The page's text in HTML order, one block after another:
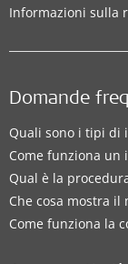
Informazioni sulla
Domande
Quali sono i tipi di
Come funziona un
Qual è la
Che cosa mostra il
Come funziona la